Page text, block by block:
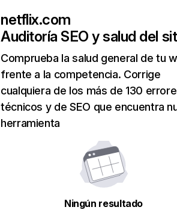
netflix.com
Auditoría SEO y salud del
Comprueba la salud general de tu
frente a la competencia. Corrige
cualquiera de los más de 130
técnicos y de SEO que encuentra
herramienta
Ningún resultado